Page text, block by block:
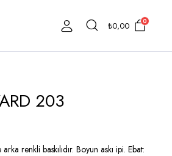
₺0,00 0
203
renkli baskılıdır. Boyun askı ipi. Ebat: